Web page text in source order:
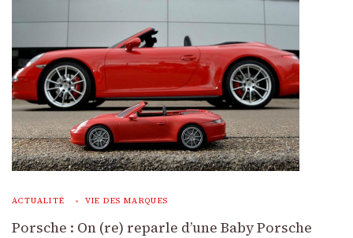
ACTUALITÉ VIE DES MARQUES
Porsche : On (re) reparle d’une Baby Porsche